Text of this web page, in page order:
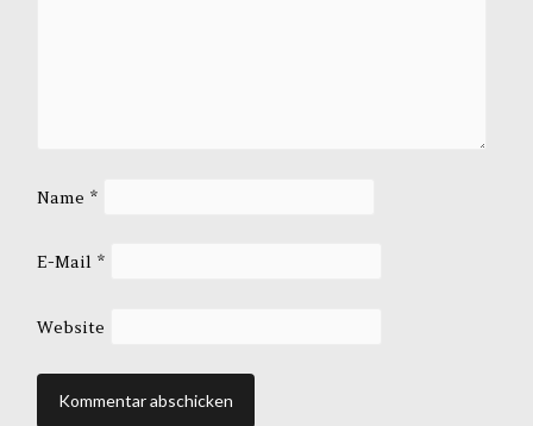
Name*
E-Mail*
Website